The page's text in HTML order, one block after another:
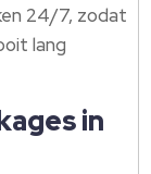
24/7, zodat
lang
in